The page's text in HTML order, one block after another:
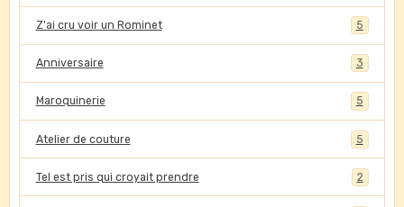
Z'ai cru voir un Rominet 5
Anniversaire 3
Maroquinerie 5
Atelier de couture 5
Tel est pris qui croyait prendre 2